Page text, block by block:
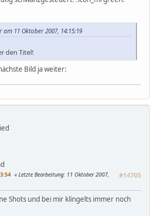
11 Oktober 2007, 14:15:19
den Titel!
Bild ja weiter:
#14705
Letzte Bearbeitung: 11 Oktober 2007,
Shots und bei mir klingelts immer noch